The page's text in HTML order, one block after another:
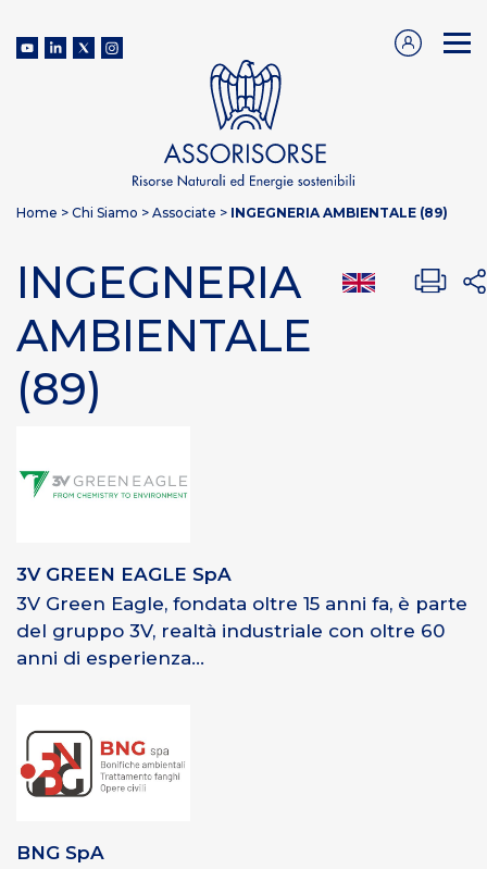
Home > Chi Siamo > Associate > INGEGNERIA AMBIENTALE (89)
INGEGNERIA
AMBIENTALE
(89)
3V GREEN EAGLE SpA
3V Green Eagle, fondata oltre 15 anni fa, è parte
del gruppo 3V, realtà industriale con oltre 60
anni di esperienza...
BNG SpA